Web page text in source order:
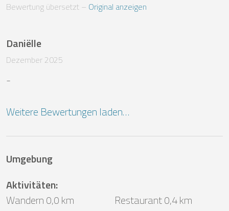
Bewertung übersetzt – Original anzeigen
Daniëlle
Dezember 2025
-
Weitere Bewertungen laden…
Umgebung
Aktivitäten:
Wandern 0,0 km
Restaurant 0,4 km